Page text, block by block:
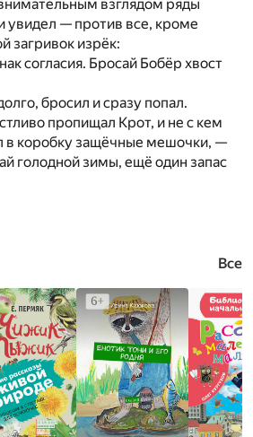
взглядом ряды
увидел — против все, кроме
загривок изрёк:
согласия. Бросай Бобёр хвост
бросил и сразу попал.
пропищал Крот, и не с кем
в коробку защёчные мешочки, —
голодной зимы, ещё один запас
Все